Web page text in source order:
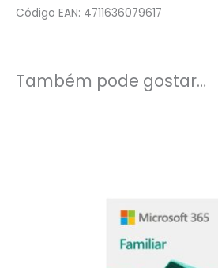
Código EAN: 4711636079617
Também pode gostar…